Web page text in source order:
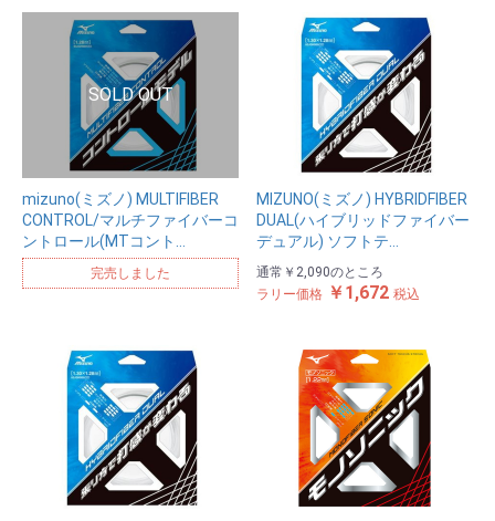
mizuno(ミズノ) MULTIFIBER
CONTROL/マルチファイバーコ
ントロール(MTコント…
完売しました
MIZUNO(ミズノ) HYBRIDFIBER
DUAL(ハイブリッドファイバー
デュアル) ソフトテ…
通常 ￥2,090のところ
ラリー価格 ￥1,672 税込